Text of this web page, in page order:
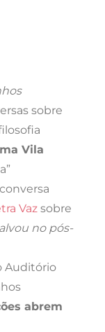
sobre
Vila
Vaz sobre
no pós-
Auditório
abrem